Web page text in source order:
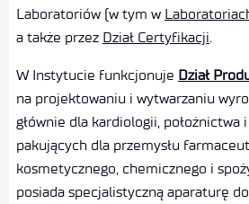
Laboratoriów (w tym w
a także przez Dział Certyfikacji.
W Instytucie funkcjonuje Dział
na projektowaniu i wytwarzaniu
głównie dla kardiologii,
pakujących dla przemysłu
kosmetycznego, chemicznego i
posiada specjalistyczną aparaturę